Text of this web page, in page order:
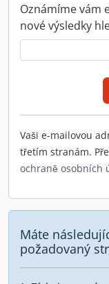
Oznámíme vám
nové výsledky
Vaši e-mailovou
třetím stranám.
ochraně osobních
Máte
požadovaný